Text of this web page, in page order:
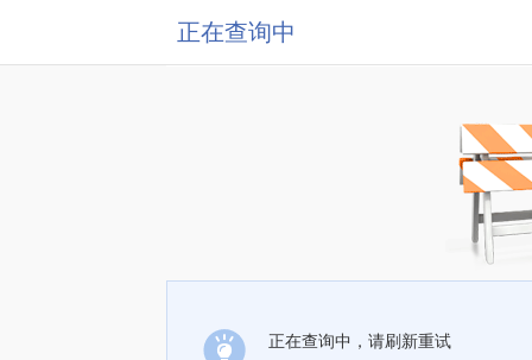
正在查询中
正在查询中，请刷新重试